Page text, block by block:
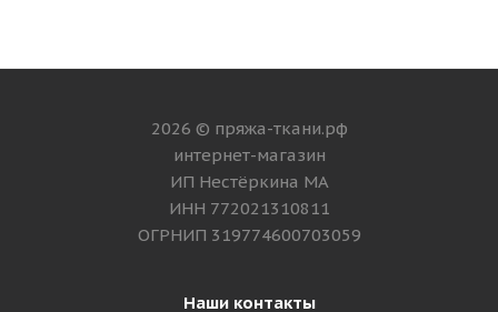
2026 © пряжа-ткани.рф
интернет-магазин
ИП Нестёркина МА
ИНН 772021310811
ОГРНИП 319774600703059
Наши контакты